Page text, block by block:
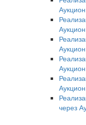
Аукцион
Аукцион
Аукцион
Аукцион
Аукцион
через